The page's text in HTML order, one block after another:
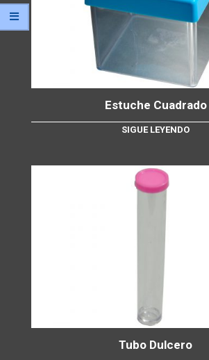
Estuche Cuadrado
SIGUE LEYENDO
Tubo Dulcero